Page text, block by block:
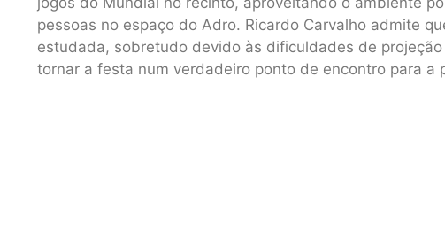
pessoas no espaço do Adro. Ricardo Carvalho admite
estudada, sobretudo devido às dificuldades de
tornar a festa num verdadeiro ponto de encontro para a